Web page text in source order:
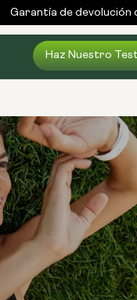
Garantía de devolución
Haz Nuestro